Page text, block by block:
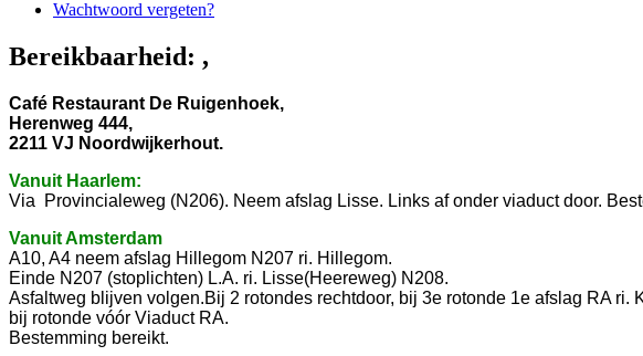
Wachtwoord vergeten?
Bereikbaarheid: ,
Café Restaurant De Ruigenhoek,
Herenweg 444,
2211 VJ Noordwijkerhout.
Vanuit Haarlem:
Via Provincialeweg (N206). Neem afslag Lisse. Links af onder viaduct door.
Vanuit Amsterdam
A10, A4 neem afslag Hillegom N207 ri. Hillegom.
Einde N207 (stoplichten) L.A. ri. Lisse(Heereweg) N208.
Asfaltweg blijven volgen.Bij 2 rotondes rechtdoor, bij 3e rotonde 1e afslag RA ri.
bij rotonde vóór Viaduct RA.
Bestemming bereikt.